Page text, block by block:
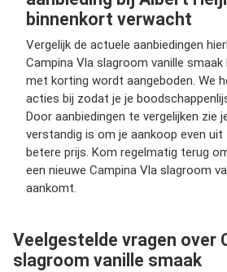
binnenkort verwacht
Vergelijk de actuele aanbiedingen
Campina Vla slagroom vanille
met korting wordt aangeboden. We
acties bij zodat je je
Door aanbiedingen te vergelijken zie
verstandig is om je aankoop even
betere prijs. Kom regelmatig terug
een nieuwe Campina Vla slagroom
aankomt.
Veelgestelde vragen over
slagroom vanille smaak